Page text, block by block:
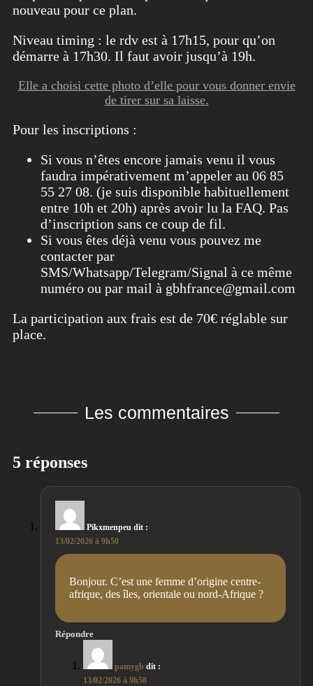
nouveau pour ce plan.
Niveau timing : le rdv est à 17h15, pour qu’on
démarre à 17h30. Il faut avoir jusqu’à 19h.
Elle a choisi cette photo d’elle pour vous donner envie
de tirer sur sa laisse.
Pour les inscriptions :
Si vous n’êtes encore jamais venu il vous
faudra impérativement m’appeler au 06 85
55 27 08. (je suis disponible habituellement
entre 10h et 20h) après avoir lu la FAQ. Pas
d’inscription sans ce coup de fil.
Si vous êtes déjà venu vous pouvez me
contacter par
SMS/Whatsapp/Telegram/Signal à ce même
numéro ou par mail à gbhfrance@gmail.com
La participation aux frais est de 70€ réglable sur
place.
Les commentaires
5 réponses
Pikxmenpeu dit :
13/02/2026 à 9h50
Bonjour. C’est une femme d’origine centre-
afrique, des îles, orientale ou nord-Afrique ?
Répondre
pamygb dit :
13/02/2026 à 9h58